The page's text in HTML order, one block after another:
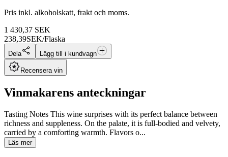
Pris inkl. alkoholskatt, frakt och moms.
1 430,37 SEK
238,39SEK/Flaska
Dela Lägg till i kundvagn
Recensera vin
Vinmakarens anteckningar
Tasting Notes This wine surprises with its perfect balance between
richness and suppleness. On the palate, it is full-bodied and velvety,
carried by a comforting warmth. Flavors o...
Läs mer